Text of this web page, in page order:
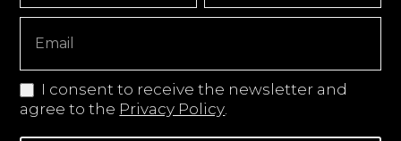
Copy
I consent to receive the newsletter and
agree to the Privacy Policy